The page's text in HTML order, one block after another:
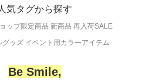
人気タグから探す
ップ限定商品 新商品 再入荷SALE
グッズ イベント用カラーアイテム
Be Smile,